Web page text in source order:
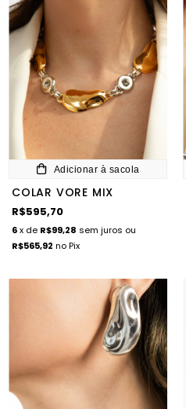
Adicionar à sacola
COLAR VORE MIX
R$595,70
6x de R$99,28 sem juros ou
R$565,92 no Pix